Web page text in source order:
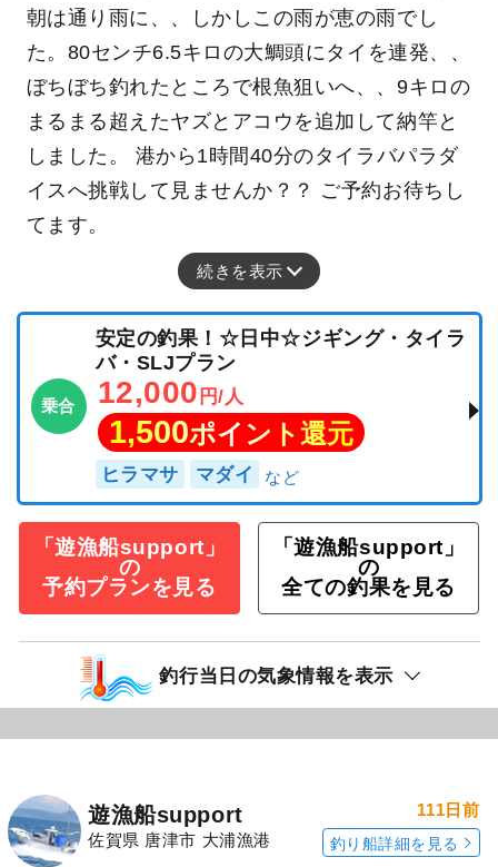
朝は通り雨に、、しかしこの雨が恵の雨でし
た。80センチ6.5キロの大鯛頭にタイを連発、、
ぼちぼち釣れたところで根魚狙いへ、、9キロの
まるまる超えたヤズとアコウを追加して納竿と
しました。 港から1時間40分のタイラバパラダ
イスへ挑戦して見ませんか？？ ご予約お待ちし
てます。
続きを表示
乗合
安定の釣果！☆日中☆ジギング・タイラ
バ・SLJプラン
12,000 円/人
1,500ポイント還元
ヒラマサ マダイ
「遊漁船support」
の
予約プランを見る
「遊漁船support」
の
全ての釣果を見る
釣行当日の気象情報を表示
遊漁船support
佐賀県 唐津市 大浦漁港
111日前
釣り船詳細を見る